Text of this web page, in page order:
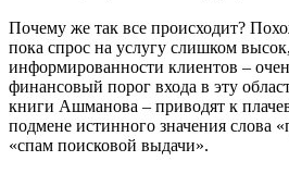
Почему же так все происходит?
пока спрос на услугу слишком
информированности клиентов –
финансовый порог входа в эту
книги Ашманова – приводят к
подмене истинного значения слова
«спам поисковой выдачи».